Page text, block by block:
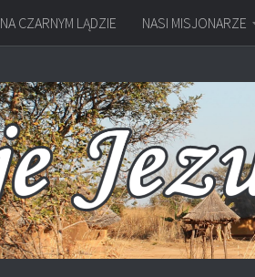
NA CZARNYM LĄDZIE NASI MISJONARZE